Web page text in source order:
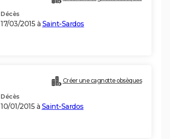
Décès
17/03/2015 à Saint-Sardos
Créer une cagnotte obsèques
Décès
10/01/2015 à Saint-Sardos